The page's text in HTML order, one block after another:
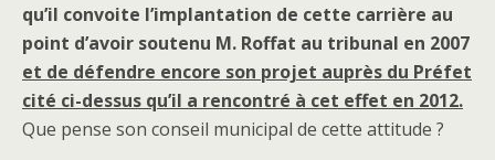
qu’il convoite l’implantation de cette carrière au
point d’avoir soutenu M. Roffat au tribunal en 2007
et de défendre encore son projet auprès du Préfet
cité ci-dessus qu’il a rencontré à cet effet en 2012.
Que pense son conseil municipal de cette attitude ?